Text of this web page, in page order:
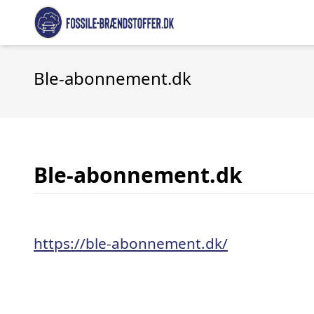
Ble-abonnement.dk
Ble-abonnement.dk
https://ble-abonnement.dk/